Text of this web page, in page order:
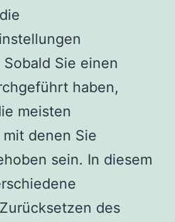
Sie einen
haben,
meisten
denen Sie
sein. In diesem
des